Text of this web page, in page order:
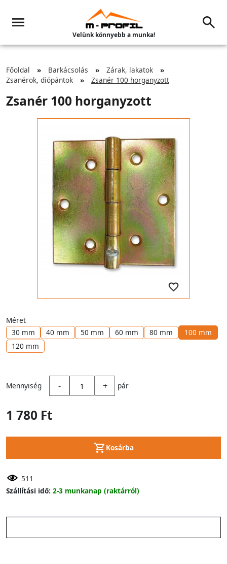
Velünk könnyebb a munka!
Főoldal Barkácsolás
Zárak, lakatok
Zsanérok, diópántok
Zsanér 100 horganyzott
Zsanér 100 horganyzott
Méret
30 mm
40 mm 50 mm 60 mm 80 mm
100 mm
120 mm
Mennyiség - + pár
1 780 Ft
Kosárba
511
Szállítási idő: 2-3 munkanap (raktárról)